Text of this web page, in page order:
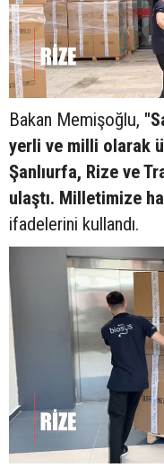
Bakan Memişoğlu,
yerli ve milli olarak
Şanlıurfa, Rize ve
ulaştı. Milletimize
ifadelerini kullandı.